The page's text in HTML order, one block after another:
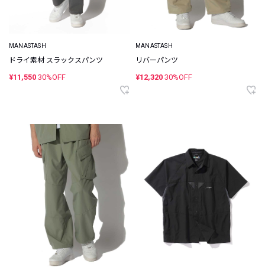
MANASTASH
ドライ素材 スラックスパンツ
¥11,550 30%OFF
MANASTASH
リバーパンツ
¥12,320 30%OFF